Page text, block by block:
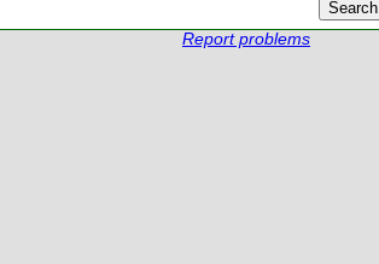
Report problems